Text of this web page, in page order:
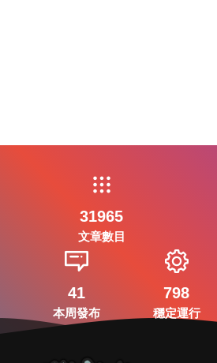
31965
文章數目
41
本周發布
798
穩定運行